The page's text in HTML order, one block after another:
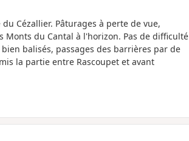
Cézallier. Pâturages à perte de vue,
Monts du Cantal à l'horizon. Pas de difficulté
balisés, passages des barrières par de
la partie entre Rascoupet et avant